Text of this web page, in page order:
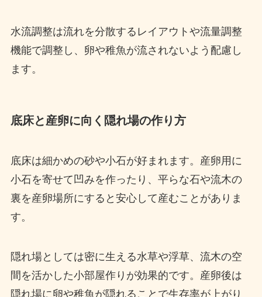
水流調整は流れを分散するレイアウトや流量調整
機能で調整し、卵や稚魚が流されないよう配慮し
ます。
底床と産卵に向く隠れ場の作り方
底床は細かめの砂や小石が好まれます。産卵用に
小石を寄せて凹みを作ったり、平らな石や流木の
裏を産卵場所にすると安心して産むことがありま
す。
隠れ場としては密に生える水草や浮草、流木の空
間を活かした小部屋作りが効果的です。産卵後は
隠れ場に卵や稚魚が隠れることで生存率が上がり